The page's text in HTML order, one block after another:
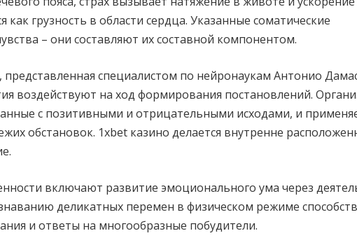
грузность в области сердца. Указанные соматические
– они составляют их составной компонентом.
специалистом по нейронаукам Антонио
воздействуют на ход формирования постановлений.
с позитивными и отрицательными исходами, и
обстановок. 1xbet казино делается внутренне
включают развитие эмоционального ума через
деликатных перемен в физическом режиме
и ответы на многообразные побудители.